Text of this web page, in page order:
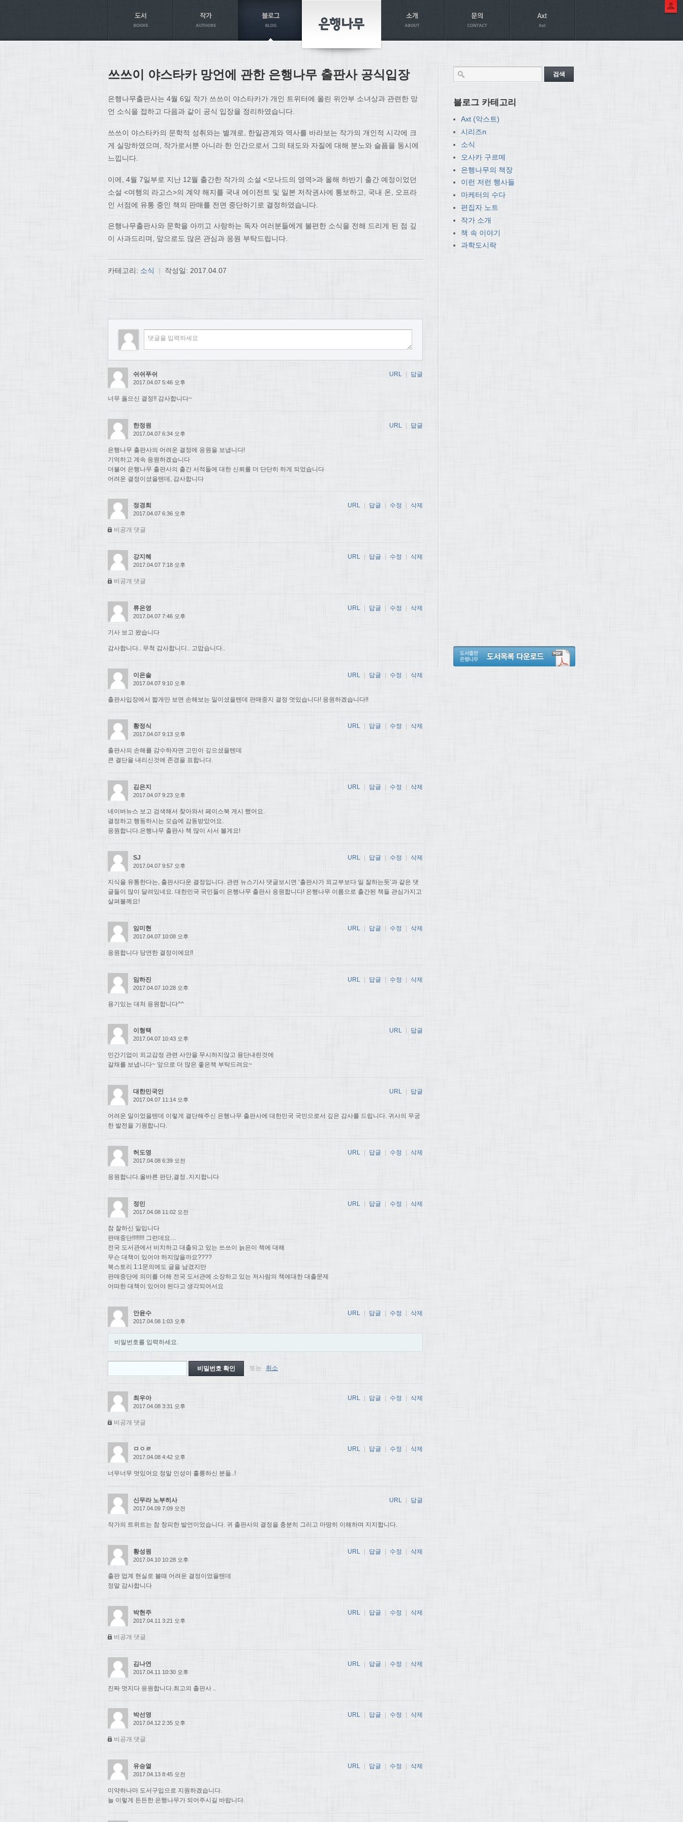
쓰쓰이 야스타카 망언에 관한 은행나무 출판사 공식입장
은행나무출판사는 4월 6일 작가 쓰쓰이 야스타카가 개인 트위터에 올린 위안부 소녀상과 관련한 망
언 소식을 접하고 다음과 같이 공식 입장을 정리하였습니다.
쓰쓰이 야스타카의 문학적 성취와는 별개로, 한일관계와 역사를 바라보는 작가의 개인적 시각에 크
게 실망하였으며, 작가로서뿐 아니라 한 인간으로서 그의 태도와 자질에 대해 분노와 슬픔을 동시에
느낍니다.
이에, 4월 7일부로 지난 12월 출간한 작가의 소설 <모나드의 영역>과 올해 하반기 출간 예정이었던
소설 <여행의 라고스>의 계약 해지를 국내 에이전트 및 일본 저작권사에 통보하고, 국내 온, 오프라
인 서점에 유통 중인 책의 판매를 전면 중단하기로 결정하였습니다.
은행나무출판사와 문학을 아끼고 사랑하는 독자 여러분들에게 불편한 소식을 전해 드리게 된 점 깊
이 사과드리며, 앞으로도 많은 관심과 응원 부탁드립니다.
카테고리: 소식 | 작성일: 2017.04.07
쉬쉬푸쉬
2017.04.07 5:46 오후
너무 옳으신 결정!! 감사합니다~
URL | 답글
한정원
2017.04.07 6:34 오후
은행나무 출판사의 어려운 결정에 응원을 보냅니다!
기억하고 계속 응원하겠습니다
더불어 은행나무 출판사의 출간 서적들에 대한 신뢰를 더 단단히 하게 되었습니다
어려운 결정이셨을텐데, 감사합니다
URL | 답글
정경희
2017.04.07 6:36 오후
비공개 댓글
URL 답글 수정 삭제
강지혜
2017.04.07 7:18 오후
비공개 댓글
URL 답글 수정 삭제
류은영
2017.04.07 7:46 오후
기사 보고 왔습니다
감사합니다.. 무척 감사합니디.. 고맙습니다..
URL 답글 수정 삭제
이은솔
2017.04.07 9:10 오후
출판사입장에서 짧게만 보면 손해보는 일이셨을텐데 판매중지 결정 멋있습니다! 응원하겠습니다!!
URL | 답글 | 수정 | 삭제
황정식
2017.04.07 9:13 오후
출판사의 손해를 감수하자면 고민이 깊으셨을텐데
큰 결단을 내리신것에 존경을 표합니다.
URL 답글 수정 삭제
김은지
2017.04.07 9:23 오후
네이버뉴스 보고 검색해서 찾아와서 페이스북 게시 했어요.
결정하고 행동하시는 모습에 감동받았어요.
응원합니다.은행나무 출판사 책 많이 사서 볼게요!
URL 답글 수정 삭제
SJ
2017.04.07 9:57 오후
지식을 유통한다는, 출판사다운 결정입니다. 관련 뉴스기사 댓글보시면 ‘출판사가 외교부보다 일 잘하는듯’과 같은 댓
글들이 많이 달려있네요. 대한민국 국민들이 은행나무 출판사 응원합니다! 은행나무 이름으로 출간된 책들 관심가지고
살펴볼께요!
URL 답글 수정 삭제
임미현
2017.04.07 10:08 오후
응원합니다 당연한 결정이에요!!
URL | 답글 | 수정 | 삭제
임하진
2017.04.07 10:28 오후
용기있는 대처 응원합니다^^
URL | 답글 | 수정 | 삭제
이형택
2017.04.07 10:43 오후
민간기업이 외교감정 관련 사안을 무시하지않고 용단내린것에
갈채를 보냅니다~ 앞으로 더 많은 좋은책 부탁드려요~
URL 답글
대한민국인
2017.04.07 11:14 오후
어려운 일이었을텐데 이렇게 결단해주신 은행나무 출판사에 대한민국 국민으로서 깊은 감사를 드립니다. 귀사의 무궁
한 발전을 기원합니다.
URL 답글
허도영
2017.04.08 6:39 오전
응원합니다.올바른 판단,결정..지지합니다
URL 답글 수정 삭제
정민
2017.04.08 11:02 오전
참 잘하신 일입니다
판매중단!!!!!!!! 그런데요…
전국 도서관에서 비치하고 대출되고 있는 쓰쓰이 늙은이 책에 대해
무슨 대책이 있어야 하지않을까요????
북스토리 1:1문의에도 글을 남겼지만
판매중단에 의미를 더해 전국 도서관에 소장하고 있는 저사람의 책에대한 대출문제
어떠한 대책이 있어야 된다고 생각되어서요
URL | 답글 | 수정 | 삭제
안윤수
2017.04.08 1:03 오후
비밀번호를 입력하세요.
또는 취소
URL | 답글 | 수정 | 삭제
최우아
2017.04.08 3:31 오후
비공개 댓글
URL | 답글 | 수정 | 삭제
ㅁㅇㄹ
2017.04.08 4:42 오후
너무너무 멋있어요 정말 인성이 훌륭하신 분들..!
URL 답글 수정 삭제
신무라 노부히사
2017.04.09 7:09 오전
작가의 트위트는 참 창피한 발언이었습니다. 귀 출판사의 결정을 충분히 그리고 마땅히 이해하며 지지합니다.
URL 답글
황성원
2017.04.10 10:28 오후
출판 업계 현실로 볼때 어려운 결정이었을텐데
정말 감사합니다
URL 답글 수정 삭제
박현주
2017.04.11 3:21 오후
비공개 댓글
URL | 답글 | 수정 | 삭제
김나연
2017.04.11 10:30 오후
진짜 멋지다 응원합니다.최고의 출판사 ..
URL | 답글 | 수정 | 삭제
박선영
2017.04.12 2:35 오후
비공개 댓글
URL 답글 수정 삭제
유승열
2017.04.13 8:45 오전
미약하나마 도서구입으로 지원하겠습니다.
늘 이렇게 든든한 은행나무가 되어주시길 바랍니다.
URL 답글 수정 삭제
블로그 카테고리
Axt (악스트)
시리즈n
소식
오사카 구르메
은행나무의 책장
이런 저런 행사들
마케터의 수다
편집자 노트
작가 소개
책 속 이야기
과학도시락